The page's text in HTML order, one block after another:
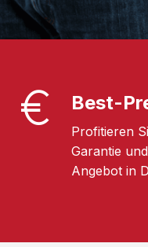
Best-
Profitieren
Garantie
Angebot in